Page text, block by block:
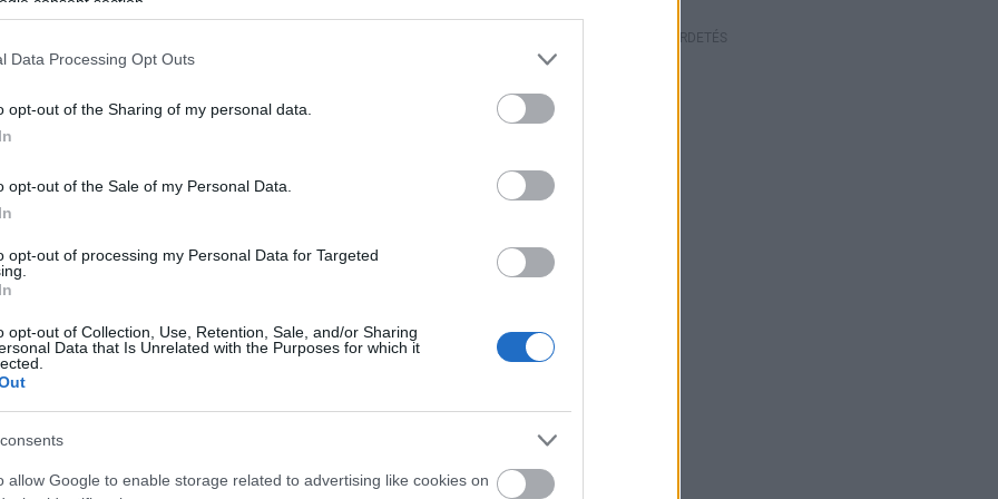
Data Processing Opt Outs
opt-out of the Sharing of my personal data.
opt-out of the Sale of my Personal Data.
opt-out of processing my Personal Data for Targeted
opt-out of Collection, Use, Retention, Sale, and/or Sharing
Data that Is Unrelated with the Purposes for which it
allow Google to enable storage related to advertising like cookies on
azonban minden főkategóriában csak a borok
végül 7 nagyarany-, 140 arany-, 94 ezüstérem, 6
különdíj született - áll a közleményben.
Rueda borvidéken működő Bodegas Castelo de
a Mikóczi Pincészet 2019-es Szekszárdi
a Pannonhalmi Főapátság 2017-es Infusio cuvée-
Szőlőbirtok Pannon Imperial Extra Dry tételének
2018-as Jégborával a természetes édes borok,
Champion díját is kiérdemelte.
az Evinor-Simkó Pince kapta meg, a
Péternek (Garamvári Szőlőbirtok), a VinAgora
Pincészetnek ítélte a zsűri.
Világszövetségének különdíja) nyertesei a
a szekszárdi Mészáros Borház 2017-es
2019-es Balatoni Kékfrankos rozéja lettek.
HIRDETÉS